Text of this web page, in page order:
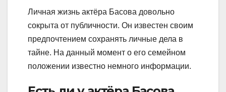
Личная жизнь актёра Басова довольно
сокрыта от публичности. Он известен своим
предпочтением сохранять личные дела в
тайне. На данный момент о его семейном
положении известно немного информации.